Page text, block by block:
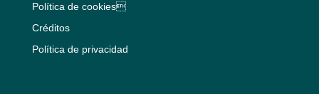
Política de cookies
Créditos
Política de privacidad